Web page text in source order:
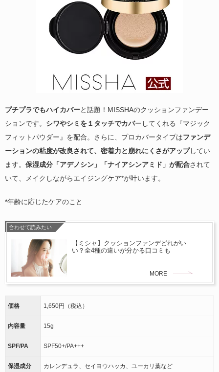
プチプラでもハイカバーと話題！MISSHAのクッションファンデー
ションです。 シワやシミを１タッチでカバーしてくれる『マジック
フィットパウダー』を配合。さらに、プロカバータイプはファンデ
ーションの粘度が改良されて、密着力と崩れにくさがアップしてい
ます。 保湿成分「アデノシン」「ナイアシンアミド」が配合されて
いて、メイクしながらエイジングケア*が叶います。
*年齢に応じたケアのこと
合わせて読みたい
【ミシャ】クッションファンデどれがい
い？全4種の違いが分かる口コミも
MORE
価格 1,650円（税込）
内容量 15g
SPF/PA SPF50+/PA+++
保湿成分 カレンデュラ、セイヨウハッカ、ユーカリ葉など